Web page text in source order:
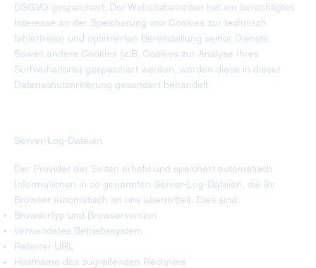
DSGVO gespeichert. Der Websitebetreiber hat ein berechtigtes
Interesse an der Speicherung von Cookies zur technisch
fehlerfreien und optimierten Bereitstellung seiner Dienste.
Soweit andere Cookies (z.B. Cookies zur Analyse Ihres
Surfverhaltens) gespeichert werden, werden diese in dieser
Datenschutzerklärung gesondert behandelt.
Server-Log-Dateien
Der Provider der Seiten erhebt und speichert automatisch
Informationen in so genannten Server-Log-Dateien, die Ihr
Browser automatisch an uns übermittelt. Dies sind:
Browsertyp und Browserversion
verwendetes Betriebssystem
Referrer URL
Hostname des zugreifenden Rechners